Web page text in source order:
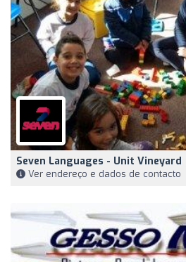
Seven Languages ​​- Unit Vineyard
Ver endereço e dados de contacto